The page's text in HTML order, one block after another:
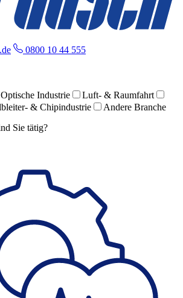
0800 10 44 555
Optische Industrie
Luft- & Raumfahrt
& Chipindustrie
Andere Branche
Sie tätig?